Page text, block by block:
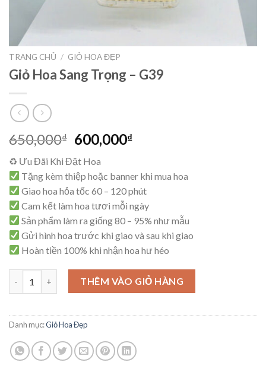
TRANG CHỦ / GIỎ HOA ĐẸP
Giỏ Hoa Sang Trọng – G39
650,000₫ Giá
là:
650,000₫.
600,000₫Giá
là:
600,000₫.
♻ Ưu Đãi Khi Đặt Hoa
Tặng kèm thiệp hoặc banner khi mua hoa
Giao hoa hỏa tốc 60 – 120 phút
Cam kết làm hoa tươi mỗi ngày
Sản phẩm làm ra giống 80 – 95% như mẫu
Gửi hình hoa trước khi giao và sau khi giao
Hoàn tiền 100% khi nhận hoa hư héo
Giỏ Hoa Sang Trọng – G39 số lượng
THÊM VÀO GIỎ HÀNG
Danh mục:Giỏ Hoa Đẹp